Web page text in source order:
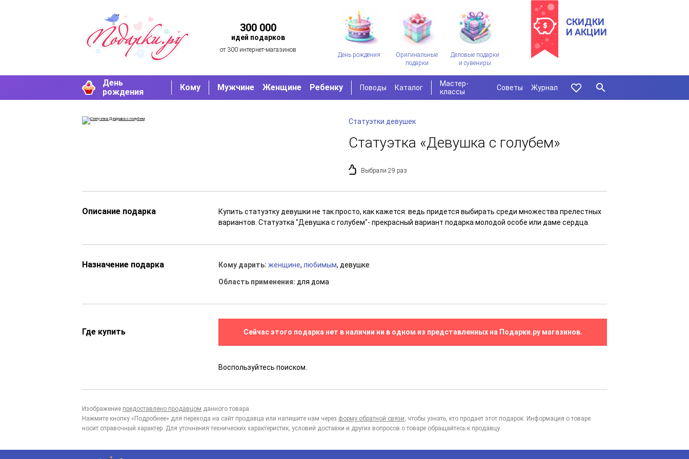
300 000
идей подарков
от 300 интернет-магазинов
День рождения
Оригинальные
подарки
Деловые подарки
и сувениры
СКИДКИ
И АКЦИИ
День
рождения
Кому Мужчине Женщине Ребенку Поводы Каталог
Мастер-
классы
Советы Журнал
Статуэтки девушек
Статуэтка «Девушка с голубем»
Выбрали 29 раз
Описание подарка
Купить статуэтку девушки не так просто, как кажется: ведь придется выбирать среди множества прелестных
вариантов. Статуэтка "Девушка с голубем"- прекрасный вариант подарка молодой особе или даме сердца.
Назначение подарка Кому дарить:женщине,любимым, девушке
Область применения:для дома
Где купить Сейчас этого подарка нет в наличии ни в одном из представленных на Подарки.ру магазинов.
Воспользуйтесь поиском.
Изображение предоставлено продавцом данного товара.
Нажмите кнопку «Подробнее» для перехода на сайт продавца или напишите нам через форму обратной связи, чтобы узнать, кто продает этот подарок. Информация о товаре
носит справочный характер. Для уточнения технических характеристик, условий доставки и других вопросов о товаре обращайтесь к продавцу.